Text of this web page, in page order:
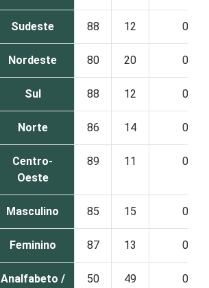
Sudeste 88 12 0
Nordeste 80 20 0
Sul 88 12 0
Norte 86 14 0
Centro-
Oeste
89 11 0
Masculino 85 15 0
Feminino 87 13 0
Analfabeto /
50 49 0